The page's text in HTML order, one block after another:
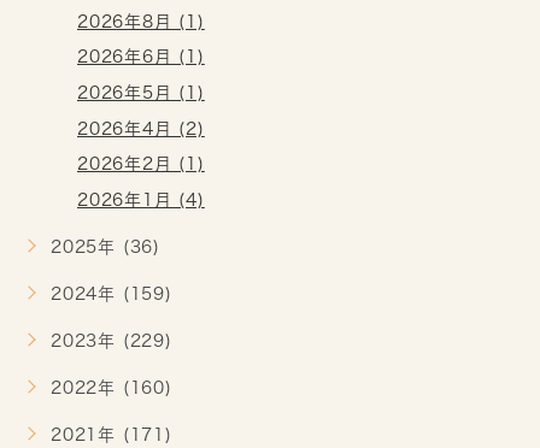
2026年8月 (1)
2026年6月 (1)
2026年5月 (1)
2026年4月 (2)
2026年2月 (1)
2026年1月 (4)
2025年 (36)
2024年 (159)
2023年 (229)
2022年 (160)
2021年 (171)